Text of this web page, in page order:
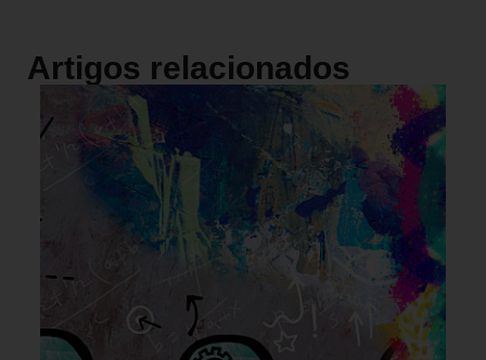
Artigos relacionados